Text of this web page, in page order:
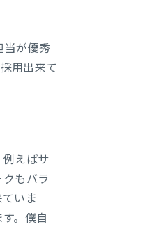
当が優秀
用出来て
えばサ
もバラ
いま
。僕自